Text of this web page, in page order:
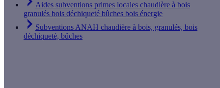
Aides subventions primes locales chaudière à bois
granulés bois déchiqueté bûches bois énergie
Subventions ANAH chaudière à bois, granulés, bois
déchiqueté, bûches